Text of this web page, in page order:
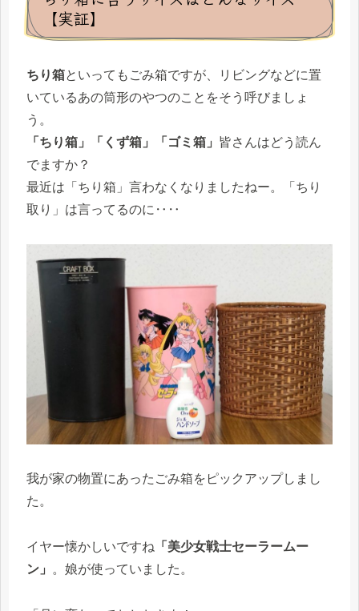
【実証】
ちり箱といってもごみ箱ですが、リビングなどに置
いているあの筒形のやつのことをそう呼びましょ
う。
「ちり箱」「くず箱」「ゴミ箱」 皆さんはどう読ん
でますか？
最近は「ちり箱」言わなくなりましたねー。「ちり
取り」は言ってるのに‥‥
我が家の物置にあったごみ箱をピックアップしまし
た。
イヤー懐かしいですね 「美少女戦士セーラームー
ン」
。娘が使っていました。